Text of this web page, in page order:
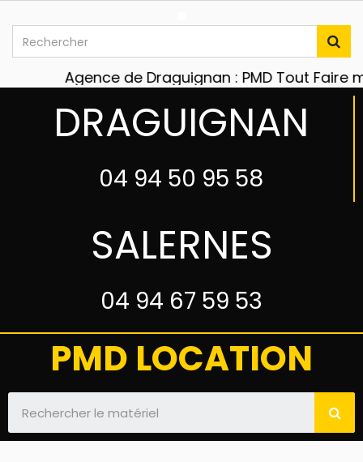
Agence de Draguignan : PMD Tout Faire
DRAGUIGNAN
04 94 50 95 58
SALERNES
04 94 67 59 53
PMD LOCATION